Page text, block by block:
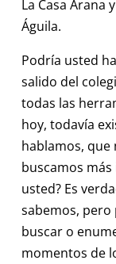
La Casa Arana
Águila.
Podría usted
salido del
todas las
hoy, todavía
hablamos, que
buscamos
usted? Es
sabemos, pero
buscar o
momentos de